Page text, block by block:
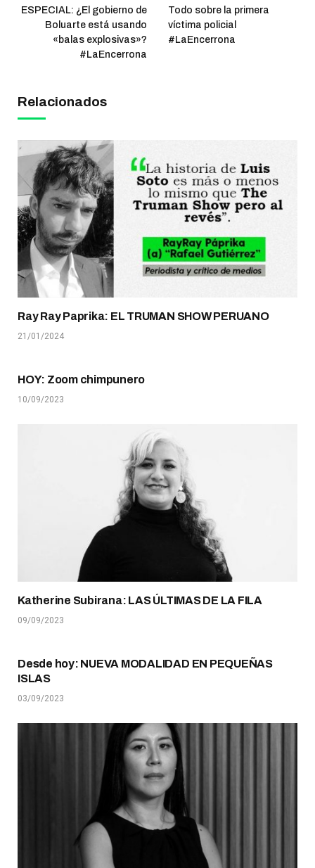
ESPECIAL: ¿El gobierno de
Boluarte está usando
«balas explosivas»?
#LaEncerrona
Todo sobre la primera
víctima policial
#LaEncerrona
Relacionados
Ray Ray Paprika: EL TRUMAN SHOW PERUANO
21/01/2024
HOY: Zoom chimpunero
10/09/2023
Katherine Subirana: LAS ÚLTIMAS DE LA FILA
09/09/2023
Desde hoy: NUEVA MODALIDAD EN PEQUEÑAS
ISLAS
03/09/2023